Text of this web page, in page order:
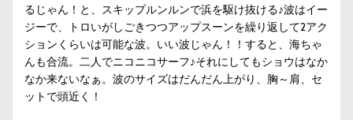
るじゃん！と、スキップルンルンで浜を駆け抜ける♪波はイー
ジーで、トロいがしごきつつアップスーンを繰り返して2アク
ションくらいは可能な波。いい波じゃん！！すると、海ちゃ
んも合流。二人でニコニコサーフ♪それにしてもショウはなか
なか来ないなぁ。波のサイズはだんだん上がり、胸～肩、セ
ットで頭近く！